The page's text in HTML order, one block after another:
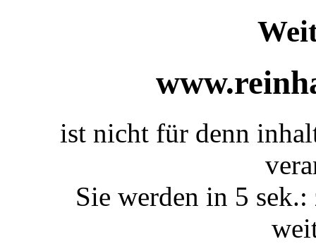
ist nicht für denn
Sie werden in 5